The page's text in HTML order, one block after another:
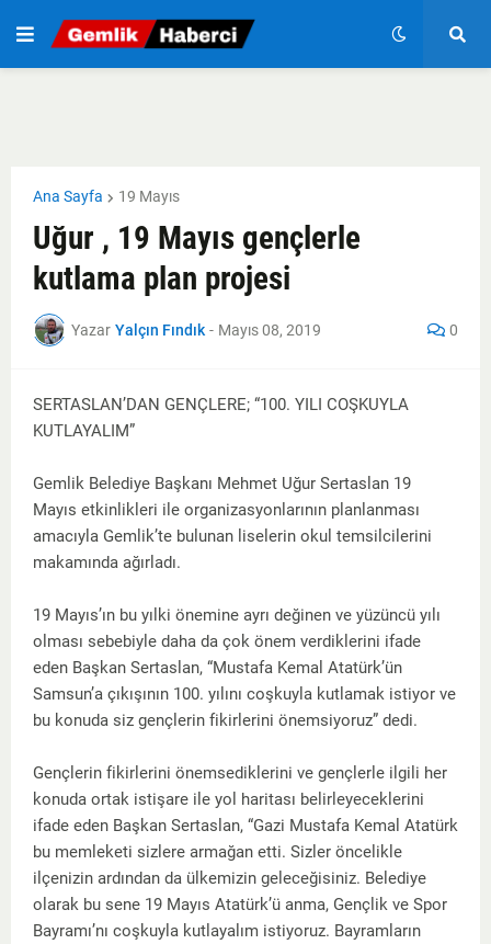
Ana Sayfa 19 Mayıs
Uğur , 19 Mayıs gençlerle
kutlama plan projesi
Yazar Yalçın Fındık - Mayıs 08, 2019 0
SERTASLAN’DAN GENÇLERE; “100. YILI COŞKUYLA
KUTLAYALIM”
Gemlik Belediye Başkanı Mehmet Uğur Sertaslan 19
Mayıs etkinlikleri ile organizasyonlarının planlanması
amacıyla Gemlik’te bulunan liselerin okul temsilcilerini
makamında ağırladı.
19 Mayıs’ın bu yılki önemine ayrı değinen ve yüzüncü yılı
olması sebebiyle daha da çok önem verdiklerini ifade
eden Başkan Sertaslan, “Mustafa Kemal Atatürk’ün
Samsun’a çıkışının 100. yılını coşkuyla kutlamak istiyor ve
bu konuda siz gençlerin fikirlerini önemsiyoruz” dedi.
Gençlerin fikirlerini önemsediklerini ve gençlerle ilgili her
konuda ortak istişare ile yol haritası belirleyeceklerini
ifade eden Başkan Sertaslan, “Gazi Mustafa Kemal Atatürk
bu memleketi sizlere armağan etti. Sizler öncelikle
ilçenizin ardından da ülkemizin geleceğisiniz. Belediye
olarak bu sene 19 Mayıs Atatürk’ü anma, Gençlik ve Spor
Bayramı’nı coşkuyla kutlayalım istiyoruz. Bayramların